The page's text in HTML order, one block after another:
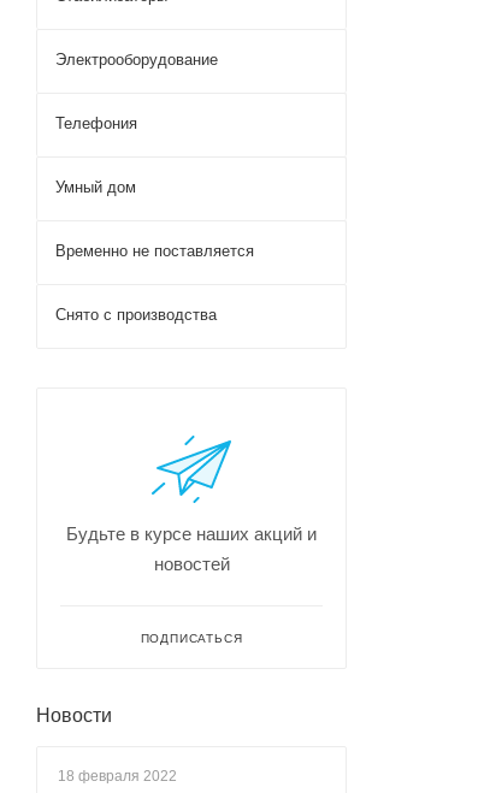
Электрооборудование
Телефония
Умный дом
Временно не поставляется
Снято с производства
Будьте в курсе наших акций и
новостей
ПОДПИСАТЬСЯ
Новости
18 февраля 2022